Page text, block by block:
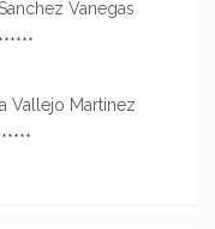
Vanegas
Vallejo Martinez